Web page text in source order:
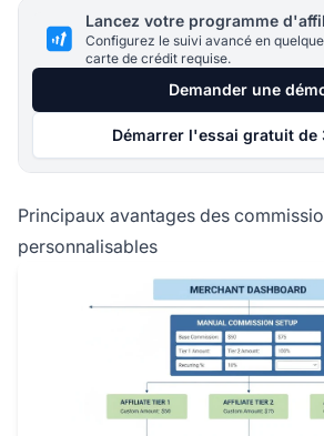
Lancez votre programme
Configurez le suivi avancé en
carte de crédit requise.
Demander une
Démarrer l'essai gratuit de
Principaux avantages des
personnalisables